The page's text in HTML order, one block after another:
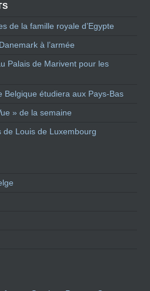
de la famille royale d’Egypte
à l’armée
Palais de Marivent pour les
Belgique étudiera aux Pays-Bas
» de la semaine
de Louis de Luxembourg